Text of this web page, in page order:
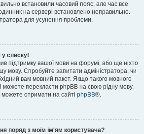
встановили часовий пояс, але час все
на сервері встановлено неправильно.
для усунення проблеми.
у списку!
підтримку вашої мови на форумі, або ще ніхто
мову. Спробуйте запитати адміністратора, чи
вам мовний пакет. Якщо такого мовного
можете перекласти phpBB на свою рідну мову.
отримати на сайті phpBB®.
поряд з моїм ім'ям користувача?